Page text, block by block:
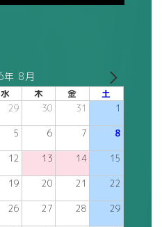
8月
水 木 金 土
29 30 31 1
5 6 7 8
12 13 14 15
19 20 21 22
26 27 28 29